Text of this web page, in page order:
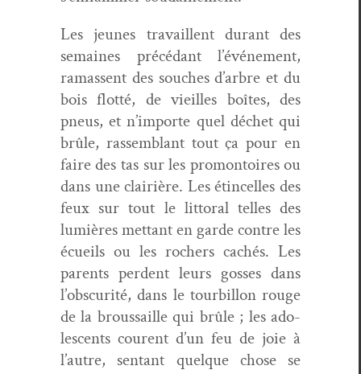
Les jeunes tra­vail­lent durant des
semaines précé­dant l’événement,
ramassent des souch­es d’arbre et du
bois flot­té, de vieilles boîtes, des
pneus, et n’importe quel déchet qui
brûle, rassem­blant tout ça pour en
faire des tas sur les promon­toires ou
dans une clair­ière. Les étin­celles des
feux sur tout le lit­toral telles des
lumières met­tant en garde con­tre les
écueils ou les rochers cachés. Les
par­ents per­dent leurs goss­es dans
l’obscurité, dans le tour­bil­lon rouge
de la brous­saille qui brûle ; les ado­
les­cents courent d’un feu de joie à
l’autre, sen­tant quelque chose se